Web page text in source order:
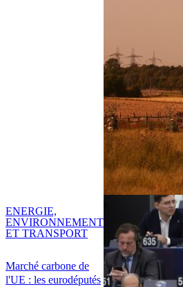
Marché carbone de
l'UE : les eurodéputés
ENERGIE,
ENVIRONNEMENT
ET TRANSPORT